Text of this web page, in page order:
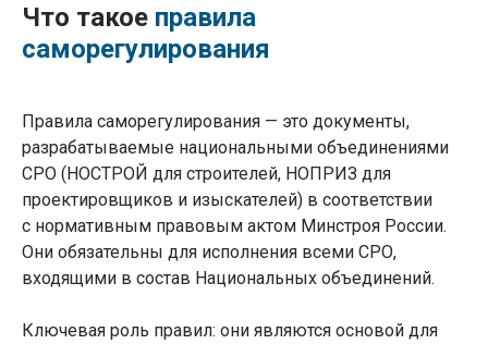
Что такое правила
саморегулирования
Правила саморегулирования — это документы,
разрабатываемые национальными объединениями
СРО (НОСТРОЙ для строителей, НОПРИЗ для
проектировщиков и изыскателей) в соответствии
с нормативным правовым актом Минстроя России.
Они обязательны для исполнения всеми СРО,
входящими в состав Национальных объединений.
Ключевая роль правил: они являются основой для